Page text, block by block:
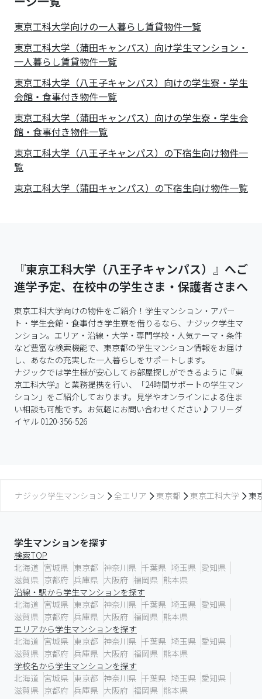
東京工科大学向けの一人暮らし賃貸物件一覧
東京工科大学（蒲田キャンパス）向け学生マンション・
一人暮らし賃貸物件一覧
東京工科大学（八王子キャンパス）向けの学生寮・学生
会館・食事付き物件一覧
東京工科大学（蒲田キャンパス）向けの学生寮・学生会
館・食事付き物件一覧
東京工科大学（八王子キャンパス）の下宿生向け物件一
覧
東京工科大学（蒲田キャンパス）の下宿生向け物件一覧
『東京工科大学（八王子キャンパス）』へご
進学予定、在校中の学生さま・保護者さまへ
東京工科大学向けの物件をご紹介！学生マンション・アパー
ト・学生会館・食事付き学生寮を借りるなら、ナジック学生マ
ンション。エリア・沿線・大学・専門学校・人気テーマ・条件
など豊富な検索機能で、東京都の学生マンション情報をお届け
し、あなたの充実した一人暮らしをサポートします。
ナジックでは学生様が安心してお部屋探しができるように『東
京工科大学』と業務提携を行い、「24時間サポートの学生マン
ション」をご紹介しております。見学やオンラインによる住ま
い相談も可能です。お気軽にお問い合わせください♪フリーダ
イヤル 0120-356-526
ナジック学生マンション 全エリア 東京都 東京工科大学 東
学生マンションを探す
検索TOP
北海道 宮城県 東京都 神奈川県 千葉県 埼玉県 愛知県
滋賀県 京都府 兵庫県 大阪府 福岡県 熊本県
沿線・駅から学生マンションを探す
北海道 宮城県 東京都 神奈川県 千葉県 埼玉県 愛知県
滋賀県 京都府 兵庫県 大阪府 福岡県 熊本県
エリアから学生マンションを探す
北海道 宮城県 東京都 神奈川県 千葉県 埼玉県 愛知県
滋賀県 京都府 兵庫県 大阪府 福岡県 熊本県
学校名から学生マンションを探す
北海道 宮城県 東京都 神奈川県 千葉県 埼玉県 愛知県
滋賀県 京都府 兵庫県 大阪府 福岡県 熊本県